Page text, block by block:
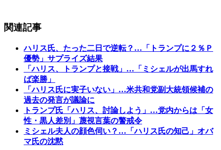
関連記事
ハリス氏、たった二日で逆転？…「トランプに２％Ｐ
優勢」サプライズ結果
「ハリス、トランプと接戦」…「ミシェルが出馬すれ
ば楽勝」
「ハリス氏に実子いない」…米共和党副大統領候補の
過去の発言が議論に
トランプ氏「ハリス、討論しよう」…党内からは「女
性・黒人差別」蔑視言葉の警戒令
ミシェル夫人の顔色伺い？…「ハリス氏の知己」オバ
マ氏の沈黙